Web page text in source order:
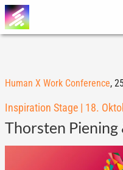
Human X Work Conference,
Inspiration Stage | 18.
Thorsten